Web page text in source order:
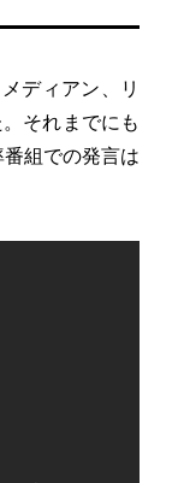
ディアン、リ
それまでにも
組での発言は